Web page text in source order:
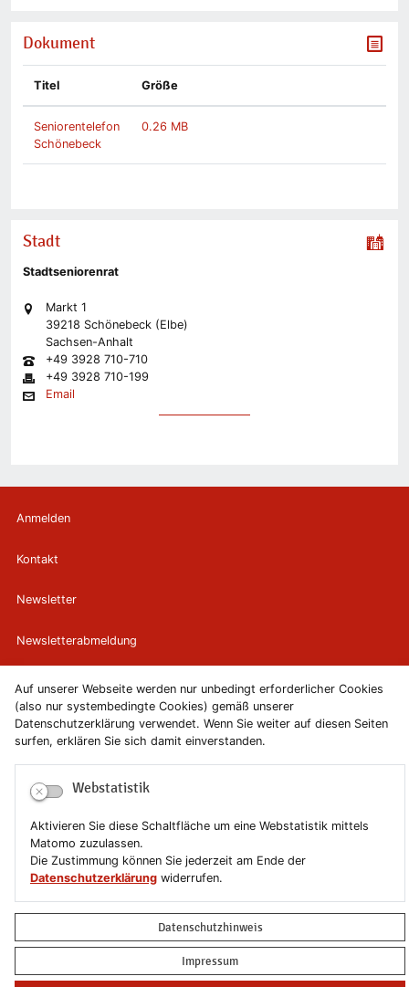
Auf unserer Webseite werden nur unbedingt erforderlicher Cookies
(also nur systembedingte Cookies) gemäß unserer
Datenschutzerklärung verwendet. Wenn Sie weiter auf diesen Seiten
surfen, erklären Sie sich damit einverstanden.
Webstatistik
Aktivieren Sie diese Schaltfläche um eine Webstatistik mittels
Matomo zuzulassen.
Die Zustimmung können Sie jederzeit am Ende der
Datenschutzerklärung widerrufen.
Datenschutzhinweis
Impressum
Dokument
Titel Größe
Seniorentelefon
Schönebeck
0.26 MB
Stadt
Stadtseniorenrat
Markt 1
39218 Schönebeck (Elbe)
Sachsen-Anhalt
+49 3928 710-710
+49 3928 710-199
Email
Anmelden
Kontakt
Newsletter
Newsletterabmeldung
Impressum
Datenschutzerklärung
Erklärung zur Barrierefreiheit
Leichte Sprache
Sitemap
Copyright © 2019-2026 Stadt Schönebeck (Elbe)